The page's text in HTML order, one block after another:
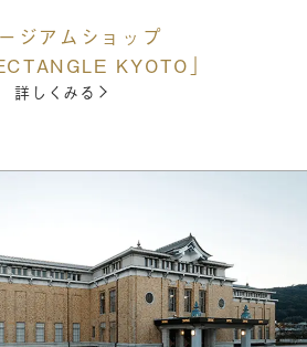
ジアムショップ
KYOTO」
詳しくみる